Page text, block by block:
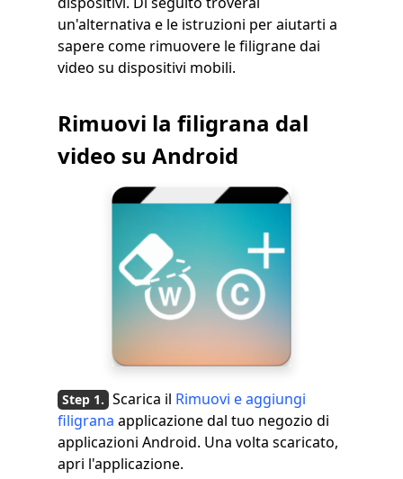
un'alternativa e le istruzioni per aiutarti a
sapere come rimuovere le filigrane dai
video su dispositivi mobili.
Rimuovi la filigrana dal
video su Android
Scarica il Rimuovi e aggiungi
filigrana applicazione dal tuo negozio di
applicazioni Android. Una volta scaricato,
apri l'applicazione.